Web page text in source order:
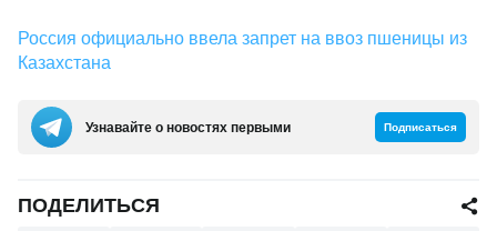
Россия официально ввела запрет на ввоз пшеницы из
Казахстана
Узнавайте о новостях первыми Подписаться
ПОДЕЛИТЬСЯ